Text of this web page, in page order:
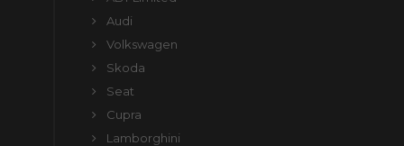
Audi
Volkswagen
Skoda
Seat
Cupra
Lamborghini